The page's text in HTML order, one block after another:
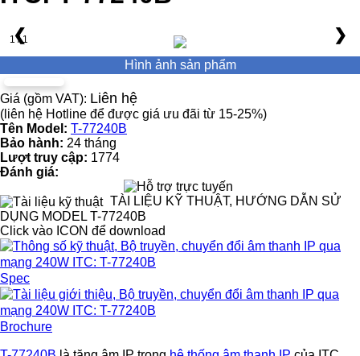
1 / 1
❮ ❯
Hình ảnh sản phẩm
Giá (gồm VAT): Liên hệ
(liên hệ Hotline để được giá ưu đãi từ 15-25%)
Tên Model: T-77240B
Bảo hành: 24 tháng
Lượt truy cập: 1774
Đánh giá:
TÀI LIỆU KỸ THUẬT, HƯỚNG DẪN SỬ
DỤNG MODEL T-77240B
Click vào ICON để download
Spec
Brochure